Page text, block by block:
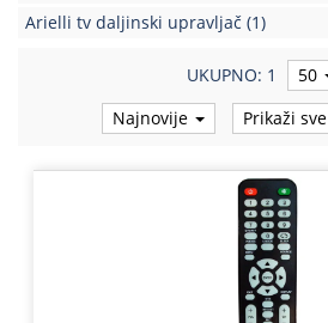
Arielli tv daljinski upravljač (1)
UKUPNO: 1
50
Najnovije
Prikaži sve